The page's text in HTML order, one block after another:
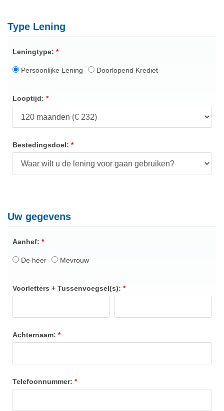
Type Lening
Leningtype:
Persoonlijke Lening Doorlopend Krediet
Looptijd:
Bestedingsdoel:
Uw gegevens
Aanhef:
De heer Mevrouw
Voorletters + Tussenvoegsel(s):
Achternaam:
Telefoonnummer: